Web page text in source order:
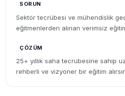
SORUN
Sektör tecrübesi ve mühendislik
eğitmenlerden alınan verimsiz
ÇÖZÜM
25+ yıllık saha tecrübesine sahip
rehberli ve vizyoner bir eğitim